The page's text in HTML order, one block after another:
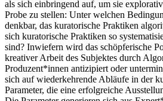
als sich einbringend auf, um sie
Probe zu stellen: Unter welchen
denkbar, das kuratorische Praktiken
sich kuratorische Praktiken so
sind? Inwiefern wird das schöpferische
kreativer Arbeit des Subjektes durch
Produzent*innen antizipiert oder
sich auf wiederkehrende Abläufe in der
Parameter, die eine erfolgreiche